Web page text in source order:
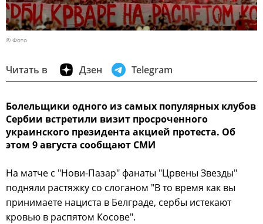
© Фото
Читать в Дзен Telegram
Болельщики одного из самых популярных клубов
Сербии встретили визит просроченного
украинского президента акцией протеста. Об
этом 9 августа сообщают СМИ
На матче с "Нови-Пазар" фанаты "Црвены Звезды"
подняли растяжку со слоганом "В то время как вы
принимаете нациста в Белграде, сербы истекают
кровью в распятом Косове".